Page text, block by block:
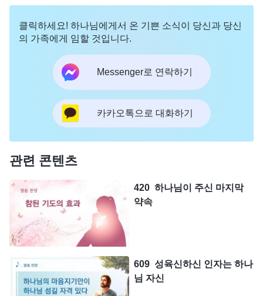
클릭하세요! 하나님에게서 온 기쁜 소식이 당신과 당신
의 가족에게 임할 것입니다.
Messenger로 연락하기
카카오톡으로 대화하기
관련 콘텐츠
420 하나님이 주신 마지막
약속
609 성육신하신 인자는 하나
님 자신